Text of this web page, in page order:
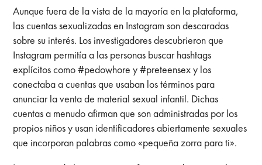
Aunque fuera de la vista de la mayoría en la plataforma,
las cuentas sexualizadas en Instagram son descaradas
sobre su interés. Los investigadores descubrieron que
Instagram permitía a las personas buscar hashtags
explícitos como #pedowhore y #preteensex y los
conectaba a cuentas que usaban los términos para
anunciar la venta de material sexual infantil. Dichas
cuentas a menudo afirman que son administradas por los
propios niños y usan identificadores abiertamente sexuales
que incorporan palabras como «pequeña zorra para ti».